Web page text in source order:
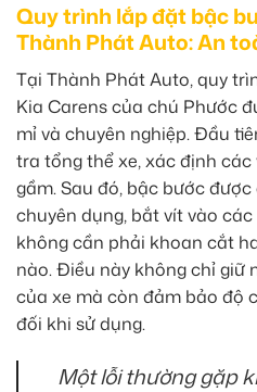
Quy trình lắp đặt bậc
Thành Phát Auto: An
Tại Thành Phát Auto, quy
Kia Carens của chú Phước
mỉ và chuyên nghiệp. Đầu
tra tổng thể xe, xác định
gầm. Sau đó, bậc bước
chuyên dụng, bắt vít vào
không cần phải khoan cắt
nào. Điều này không chỉ giữ
của xe mà còn đảm bảo độ
đối khi sử dụng.
Một lỗi thường gặp